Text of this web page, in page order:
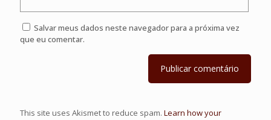
Salvar meus dados neste navegador para a próxima vez
que eu comentar.
This site uses Akismet to reduce spam. Learn how your